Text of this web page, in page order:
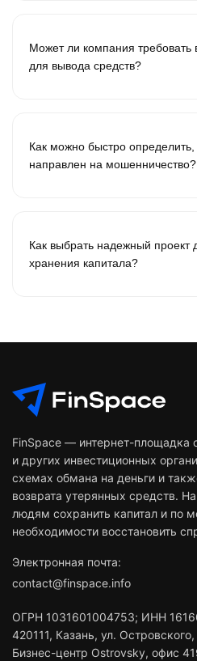
Может ли компания требовать
для вывода средств?
Как можно быстро определить,
направлен на мошенничество?
Как выбрать надежный проект
хранения капитала?
FinSpace — интернет-площадка
и других инвестиционных
схемах обмана на деньги и
возврата утерянных средств.
людям сохранить капитал и по
необходимости восстановить
Электронная почта:
contact@finspace.info
ОГРН 1031601004753; ИНН
420111, Казань, ул.
Бизнес-центр Ostrovsky, офис